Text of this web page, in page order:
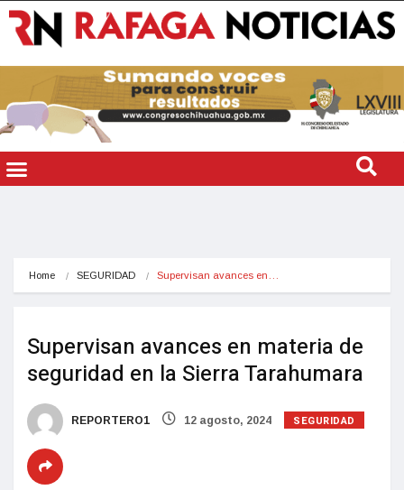
Home SEGURIDAD Supervisan avances en…
Supervisan avances en materia de
seguridad en la Sierra Tarahumara
REPORTERO1 12 agosto, 2024 SEGURIDAD